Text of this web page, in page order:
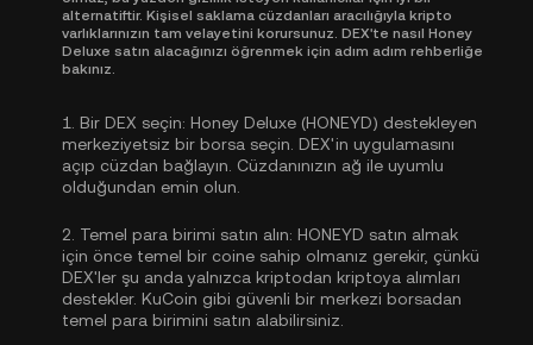
alternatiftir. Kişisel saklama cüzdanları aracılığıyla kripto
varlıklarınızın tam velayetini korursunuz. DEX'te nasıl Honey
Deluxe satın alacağınızı öğrenmek için adım adım rehberliğe
bakınız.
1. Bir DEX seçin: Honey Deluxe (HONEYD) destekleyen
merkeziyetsiz bir borsa seçin. DEX'in uygulamasını
açıp cüzdan bağlayın. Cüzdanınızın ağ ile uyumlu
olduğundan emin olun.
2. Temel para birimi satın alın: HONEYD satın almak
için önce temel bir coine sahip olmanız gerekir, çünkü
DEX'ler şu anda yalnızca kriptodan kriptoya alımları
destekler. KuCoin gibi güvenli bir merkezi borsadan
temel para birimini satın alabilirsiniz